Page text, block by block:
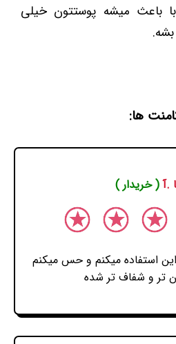
باعث میشه پوستتون خیلی
ها:
.آ( خریدار )
استفاده میکنم و حس میکنم
تر و شفاف تر شده